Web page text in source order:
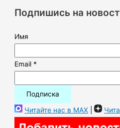
:Подпишись на
Имя
Email *
Читайте нас в MAX |